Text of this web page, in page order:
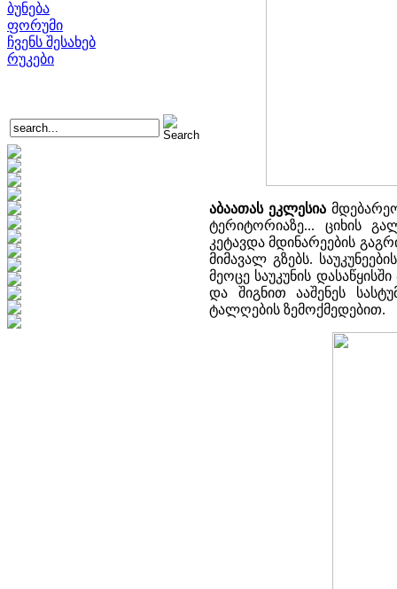
ბუნება
ფორუმი
ჩვენს შესახებ
რუკები
აბაათას ეკლესია
ტერიტორიაზე... ციხის
კეტავდა მდინარეების
მიმავალ გზებს.
მეოცე საუკუნის
და შიგნით ააშენეს
ტალღების ზემოქმედებით.